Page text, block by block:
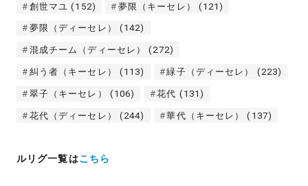
創世マユ (152) 夢限（キーセレ） (121)
夢限（ディーセレ） (142)
混成チーム（ディーセレ） (272)
糾う者（キーセレ） (113) 緑子（ディーセレ） (223)
翠子（キーセレ） (106) 花代 (131)
花代（ディーセレ） (244) 華代（キーセレ） (137)
ルリグ一覧はこちら